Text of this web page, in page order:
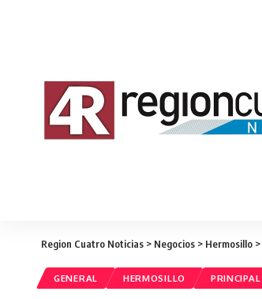
Region Cuatro Noticias > Negocios > Hermosillo >
GENERAL HERMOSILLO PRINCIPAL